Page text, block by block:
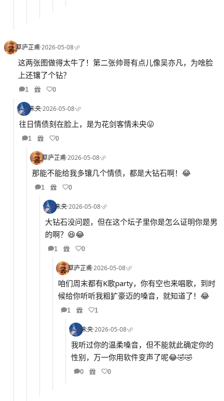
草庐芷甫·2026-05-08·
这两张图做得太牛了！第二张帅哥有点儿像吴亦凡，为啥脸
上还镶了个钻？
1 0
未央·2026-05-08·
往日情债刻在脸上，是为花剑客情未央😛
1 0
草庐芷甫·2026-05-08·
那能不能给我多镶几个情债，都是大钻石啊！😂
1 0
未央·2026-05-08·
大钻石没问题，但在这个坛子里你是怎么证明你是男
的啊？😆😂
1 0
草庐芷甫·2026-05-08·
咱们周末都有K歌party，你有空也来唱歌，到时
候给你听听我粗犷豪迈的嗓音，就知道了！😂
1 1
未央·2026-05-08·
我听过你的温柔嗓音，但不能就此确定你的
性别，万一你用软件变声了呢😂🤣🤣
0 0